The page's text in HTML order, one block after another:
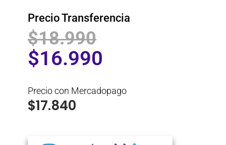
Precio Transferencia
$18.990
$16.990
Precio con Mercadopago
$17.840